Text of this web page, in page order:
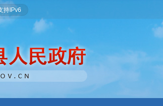
持IPv6